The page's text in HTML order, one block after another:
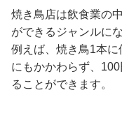
焼き鳥店は飲食業の
ができるジャンルに
例えば、焼き鳥1本
にもかかわらず、
ることができます。